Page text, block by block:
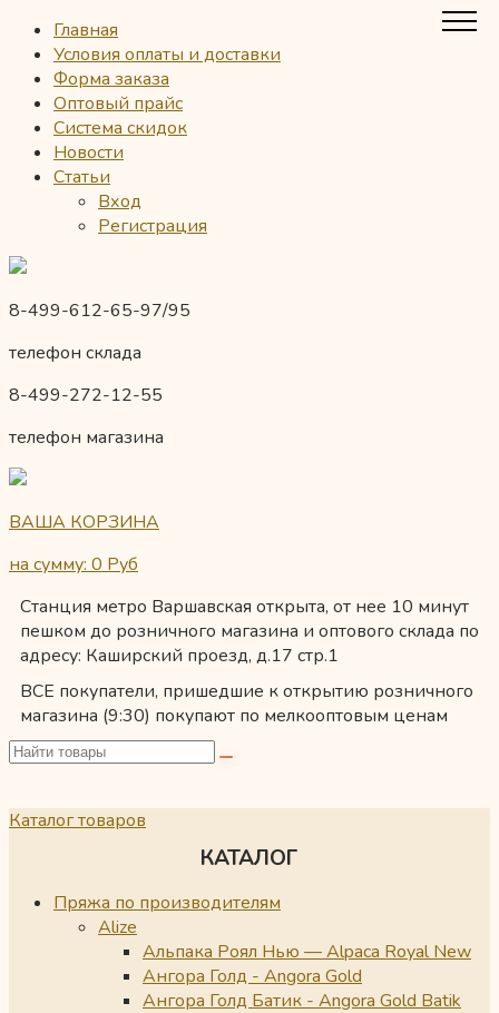
Главная
Условия оплаты и доставки
Форма заказа
Оптовый прайс
Система скидок
Новости
Статьи
Вход
Регистрация
8-499-612-65-97/95
телефон склада
8-499-272-12-55
телефон магазина
ВАША КОРЗИНА
на сумму: 0 Руб
Станция метро Варшавская открыта, от нее 10 минут
пешком до розничного магазина и оптового склада по
адресу: Каширский проезд, д.17 стр.1
ВСЕ покупатели, пришедшие к открытию розничного
магазина (9:30) покупают по мелкооптовым ценам
Каталог товаров
КАТАЛОГ
Пряжа по производителям
Alize
Альпака Роял Нью — Alpaca Royal New
Ангора Голд - Angora Gold
Ангора Голд Батик - Angora Gold Batik